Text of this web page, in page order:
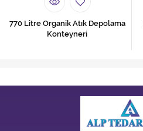
770 Litre Organik Atık Depolama
Konteyneri